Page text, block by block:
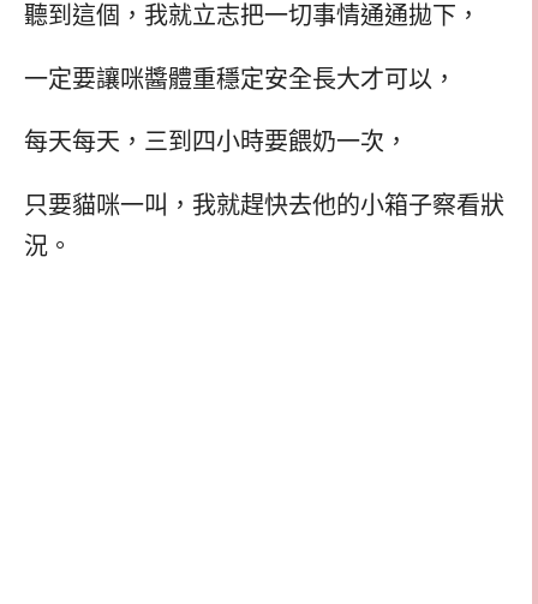
聽到這個，我就立志把一切事情通通拋下，
一定要讓咪醬體重穩定安全長大才可以，
每天每天，三到四小時要餵奶一次，
只要貓咪一叫，我就趕快去他的小箱子察看狀
況。